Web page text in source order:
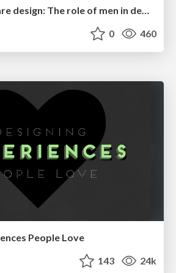
Effective software design: The role of men in debugging patriarchy in IT @ Voxxed Days AMS
0 460
People Love
143 24k